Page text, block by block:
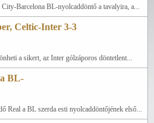
Barcelona BL-nyolcaddöntő a tavalyira, a...
Celtic-Inter 3-3
a sikert, az Inter gólzáporos döntetlent...
BL-
Real a BL szerda esti nyolcaddöntőjének első...